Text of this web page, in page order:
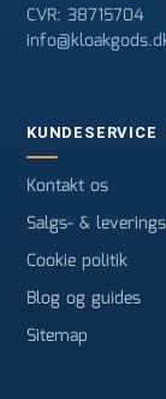
CVR: 38715704
KUNDESERVICE
Kontakt os
Salgs- &
Cookie politik
Blog og guides
Sitemap